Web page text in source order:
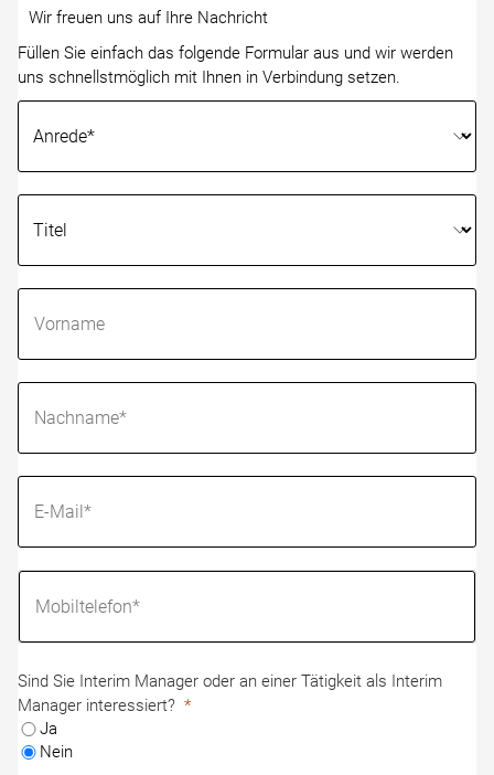
Wir freuen uns auf Ihre Nachricht
Füllen Sie einfach das folgende Formular aus und wir werden
uns schnellstmöglich mit Ihnen in Verbindung setzen.
Sind Sie Interim Manager oder an einer Tätigkeit als Interim
Manager interessiert?
Ja
Nein